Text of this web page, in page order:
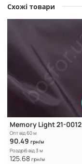
Схожі товари
Memory Light 21-0012
Опт від 60 м
90.49 грн/м
Роздріб від 3 м
125.68 грн/м